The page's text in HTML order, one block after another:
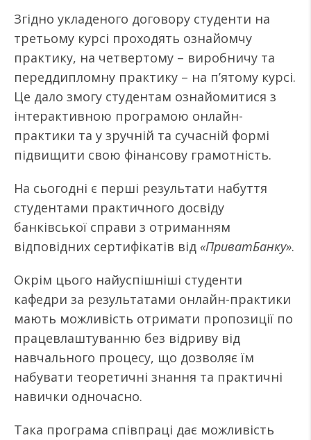
Згідно укладеного договору студенти на
третьому курсі проходять ознайомчу
практику, на четвертому – виробничу та
переддипломну практику – на п’ятому курсі.
Це дало змогу студентам ознайомитися з
інтерактивною програмою онлайн-
практики та у зручній та сучасній формі
підвищити свою фінансову грамотність.
На сьогодні є перші результати набуття
студентами практичного досвіду
банківської справи з отриманням
відповідних сертифікатів від «ПриватБанку».
Окрім цього найуспішніші студенти
кафедри за результатами онлайн-практики
мають можливість отримати пропозиції по
працевлаштуванню без відриву від
навчального процесу, що дозволяє їм
набувати теоретичні знання та практичні
навички одночасно.
Така програма співпраці дає можливість